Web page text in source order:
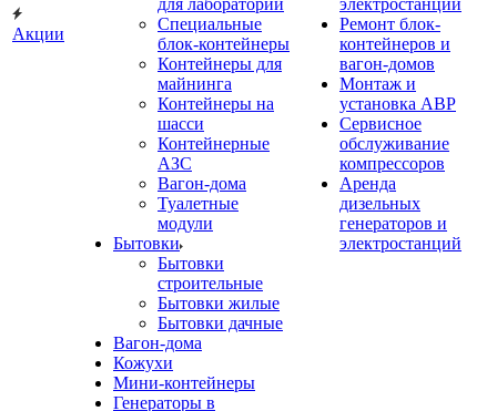
Акции
для лабораторий
Специальные
блок-контейнеры
Контейнеры для
майнинга
Контейнеры на
шасси
Контейнерные
АЗС
Вагон-дома
Туалетные
модули
Бытовки
Бытовки
строительные
Бытовки жилые
Бытовки дачные
Вагон-дома
Кожухи
Мини-контейнеры
Генераторы в
электростанций
Ремонт блок-
контейнеров и
вагон-домов
Монтаж и
установка АВР
Сервисное
обслуживание
компрессоров
Аренда
дизельных
генераторов и
электростанций